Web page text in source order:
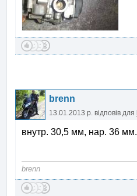
brenn
13.01.2013 р. відповів для
внутр. 30,5 мм, нар. 36 мм.
brenn